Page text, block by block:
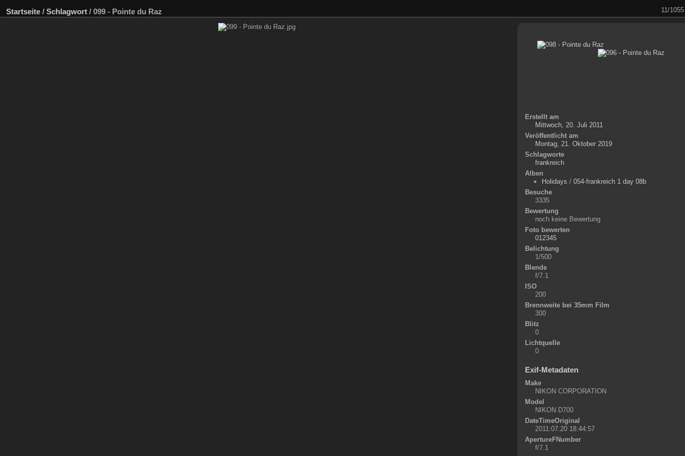
Startseite / Schlagwort / 099 - Pointe du Raz 11/1055
Erstellt am
Mittwoch, 20. Juli 2011
Veröffentlicht am
Montag, 21. Oktober 2019
Schlagworte
frankreich
Alben
Holidays / 054-frankreich 1 day 08b
Besuche
3335
Bewertung
noch keine Bewertung
Foto bewerten
Belichtung
1/500
Blende
f/7.1
ISO
200
Brennweite bei 35mm Film
300
Blitz
0
Lichtquelle
0
Exif-Metadaten
Make
NIKON CORPORATION
Model
NIKON D700
DateTimeOriginal
2011:07:20 18:44:57
ApertureFNumber
f/7.1